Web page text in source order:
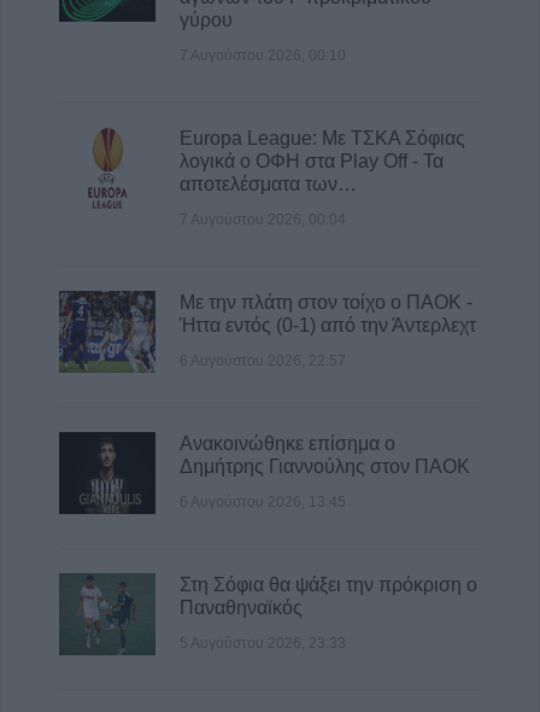
κτηνοτρόφων που επλήγησαν από
6 Αυγούστου 2026, 15:26
Προγραμματισμένες διακοπές
ηλεκτροδότησης την Παρασκευή (7/8) σε
Ιτέα, Άγιο Γεώργιο, Γεώργιο Καραϊσκάκη,
γύρου
7 Αυγούστου 2026, 00:10
Europa League: Με ΤΣΚΑ Σόφιας
λογικά ο ΟΦΗ στα Play Off - Τα
αποτελέσματα των…
7 Αυγούστου 2026, 00:04
Με την πλάτη στον τοίχο ο ΠΑΟΚ -
Ήττα εντός (0-1) από την Άντερλεχτ
6 Αυγούστου 2026, 22:57
Ανακοινώθηκε επίσημα ο
Δημήτρης Γιαννούλης στον ΠΑΟΚ
6 Αυγούστου 2026, 13:45
Στη Σόφια θα ψάξει την πρόκριση ο
Παναθηναϊκός
5 Αυγούστου 2026, 23:33